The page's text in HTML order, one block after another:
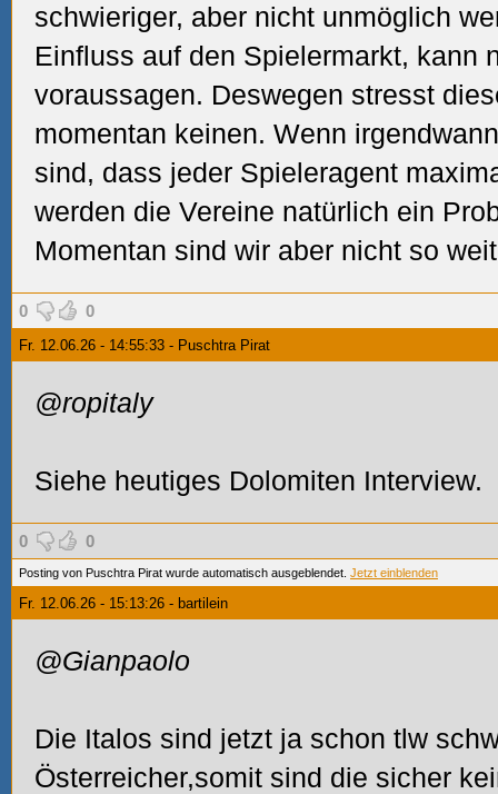
schwieriger, aber nicht unmöglich
Einfluss auf den Spielermarkt, kann
voraussagen. Deswegen stresst
momentan keinen. Wenn
sind, dass jeder Spieleragent
werden die Vereine natürlich ein
Momentan sind wir aber nicht so
0 0
Fr. 12.06.26 - 14:55:33 - Puschtra Pirat
@ropitaly
Siehe heutiges Dolomiten Interview.
0 0
Posting von Puschtra Pirat wurde automatisch ausgeblendet. Jetzt einblenden
Fr. 12.06.26 - 15:13:26 - bartilein
@Gianpaolo
Die Italos sind jetzt ja schon tlw
Österreicher,somit sind die sicher